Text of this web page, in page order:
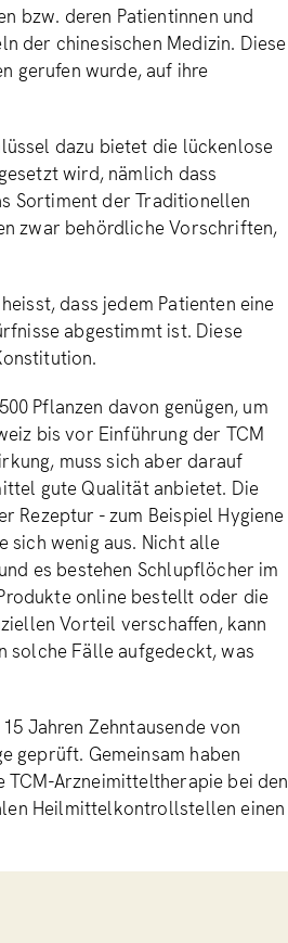
bzw. deren Patientinnen und
der chinesischen Medizin. Diese
gerufen wurde, auf ihre
dazu bietet die lückenlose
wird, nämlich dass
Sortiment der Traditionellen
zwar behördliche Vorschriften,
dass jedem Patienten eine
abgestimmt ist. Diese
Pflanzen davon genügen, um
bis vor Einführung der TCM
muss sich aber darauf
gute Qualität anbietet. Die
Rezeptur - zum Beispiel Hygiene
sich wenig aus. Nicht alle
es bestehen Schlupflöcher im
online bestellt oder die
Vorteil verschaffen, kann
solche Fälle aufgedeckt, was
Jahren Zehntausende von
geprüft. Gemeinsam haben
TCM-Arzneimitteltherapie bei den
Heilmittelkontrollstellen einen